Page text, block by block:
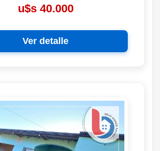
u$s 40.000
Ver detalle